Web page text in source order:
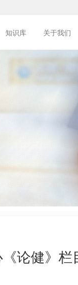
知识库 关于我们
论健》栏